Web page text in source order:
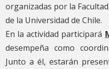
organizadas por la
de la Universidad de Chile.
En la actividad participará
desempeña como
Junto a él, estarán